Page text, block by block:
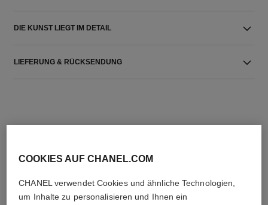
DIE KUNST LIEGT IM DETAIL
LIEFERUNG & RÜCKSENDUNG
COOKIES AUF CHANEL.COM
CHANEL verwendet Cookies und ähnliche Technologien,
um Inhalte zu personalisieren und Ihnen ein